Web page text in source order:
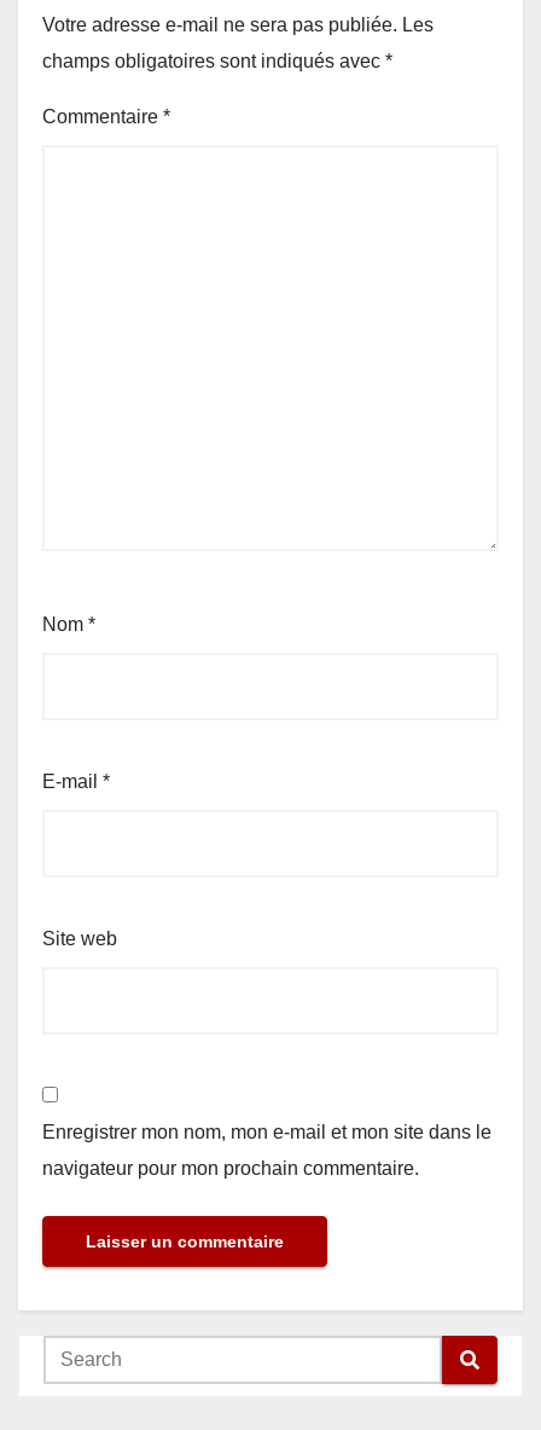
Votre adresse e-mail ne sera pas publiée. Les
champs obligatoires sont indiqués avec *
Commentaire *
Nom *
E-mail *
Site web
Enregistrer mon nom, mon e-mail et mon site dans le
navigateur pour mon prochain commentaire.